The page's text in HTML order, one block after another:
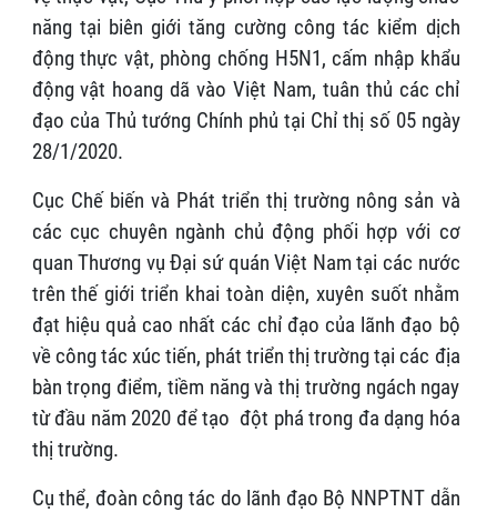
năng tại biên giới tăng cường công tác kiểm dịch
động thực vật, phòng chống H5N1, cấm nhập khẩu
động vật hoang dã vào Việt Nam, tuân thủ các chỉ
đạo của Thủ tướng Chính phủ tại Chỉ thị số 05 ngày
28/1/2020.
Cục Chế biến và Phát triển thị trường nông sản và
các cục chuyên ngành chủ động phối hợp với cơ
quan Thương vụ Đại sứ quán Việt Nam tại các nước
trên thế giới triển khai toàn diện, xuyên suốt nhằm
đạt hiệu quả cao nhất các chỉ đạo của lãnh đạo bộ
về công tác xúc tiến, phát triển thị trường tại các địa
bàn trọng điểm, tiềm năng và thị trường ngách ngay
từ đầu năm 2020 để tạo đột phá trong đa dạng hóa
thị trường.
Cụ thể, đoàn công tác do lãnh đạo Bộ NNPTNT dẫn